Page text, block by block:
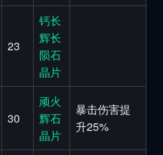
23
钙长
辉长
陨石
晶片
30
顽火
辉石
晶片
暴击伤害提
升25%